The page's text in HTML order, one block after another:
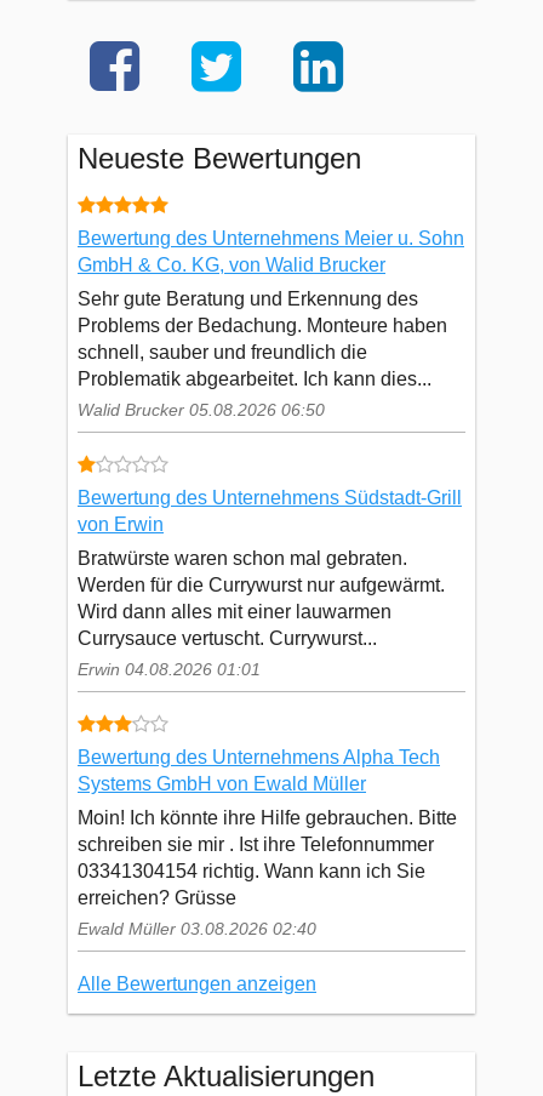
Neueste Bewertungen
Bewertung des Unternehmens Meier u. Sohn
GmbH & Co. KG, von Walid Brucker
Sehr gute Beratung und Erkennung des
Problems der Bedachung. Monteure haben
schnell, sauber und freundlich die
Problematik abgearbeitet. Ich kann dies...
Walid Brucker 05.08.2026 06:50
Bewertung des Unternehmens Südstadt-Grill
von Erwin
Bratwürste waren schon mal gebraten.
Werden für die Currywurst nur aufgewärmt.
Wird dann alles mit einer lauwarmen
Currysauce vertuscht. Currywurst...
Erwin 04.08.2026 01:01
Bewertung des Unternehmens Alpha Tech
Systems GmbH von Ewald Müller
Moin! Ich könnte ihre Hilfe gebrauchen. Bitte
schreiben sie mir . Ist ihre Telefonnummer
03341304154 richtig. Wann kann ich Sie
erreichen? Grüsse
Ewald Müller 03.08.2026 02:40
Alle Bewertungen anzeigen
Letzte Aktualisierungen